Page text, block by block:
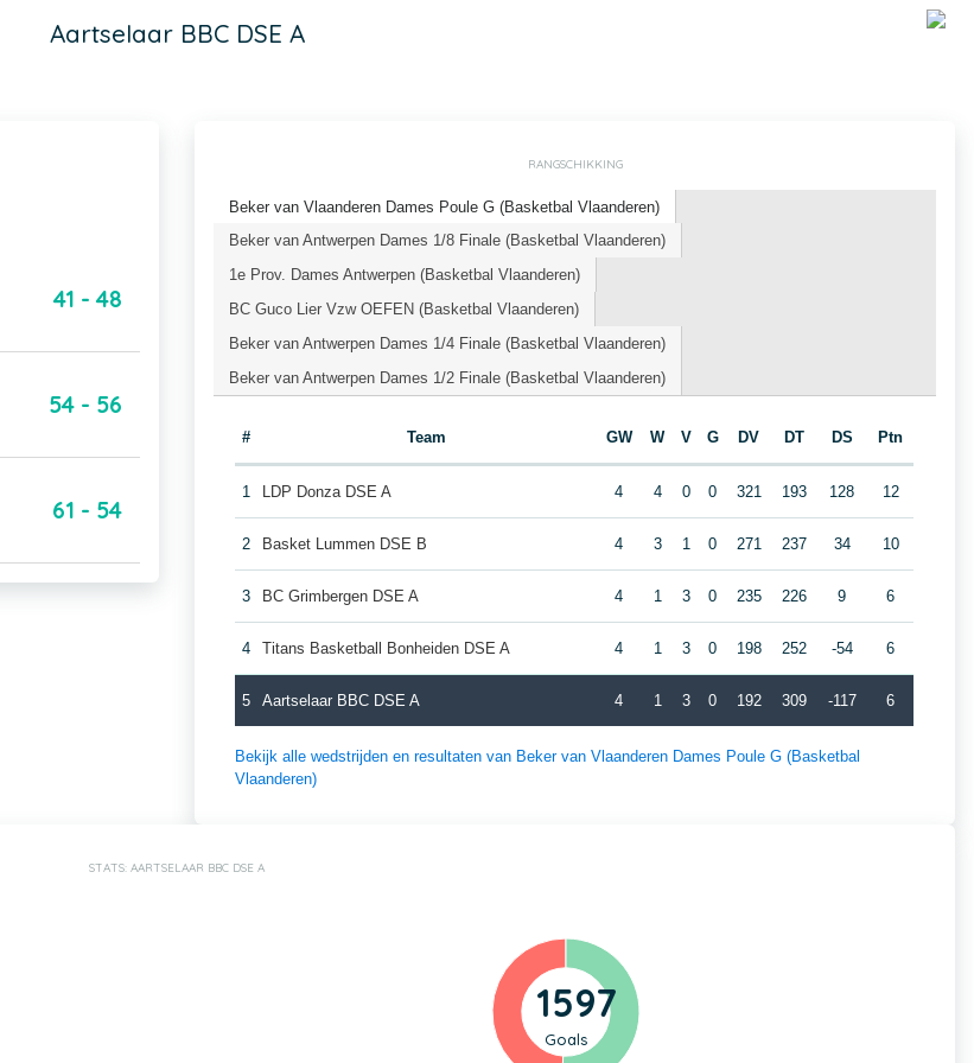
Aartselaar BBC DSE A
41 - 48
54 - 56
61 - 54
RANGSCHIKKING
Beker van Vlaanderen Dames Poule G (Basketbal Vlaanderen)
Beker van Antwerpen Dames 1/8 Finale (Basketbal Vlaanderen)
1e Prov. Dames Antwerpen (Basketbal Vlaanderen)
BC Guco Lier Vzw OEFEN (Basketbal Vlaanderen)
Beker van Antwerpen Dames 1/4 Finale (Basketbal Vlaanderen)
Beker van Antwerpen Dames 1/2 Finale (Basketbal Vlaanderen)
# Team GW W V G DV DT DS Ptn
1 LDP Donza DSE A 4 4 0 0 321 193 128 12
2 Basket Lummen DSE B 4 3 1 0 271 237 34 10
3 BC Grimbergen DSE A 4 1 3 0 235 226 9 6
4 Titans Basketball Bonheiden DSE A 4 1 3 0 198 252 -54 6
5 Aartselaar BBC DSE A 4 1 3 0 192 309 -117 6
Bekijk alle wedstrijden en resultaten van Beker van Vlaanderen Dames Poule G (Basketbal
Vlaanderen)
STATS: AARTSELAAR BBC DSE A
1597
Goals